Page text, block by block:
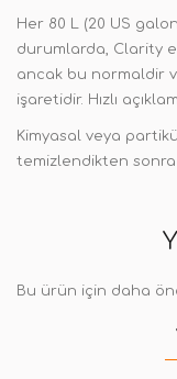
Her 80 L (20 US
durumlarda, Clarity
ancak bu normaldir
işaretidir. Hızlı
Kimyasal veya
temizlendikten
Bu ürün için daha